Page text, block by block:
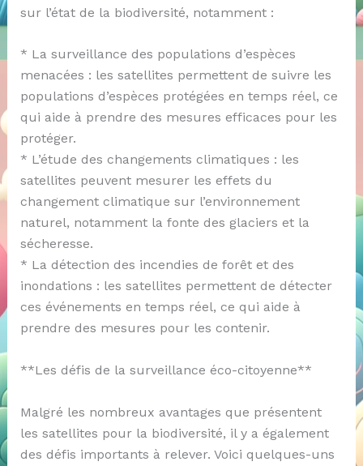
sur l’état de la biodiversité, notamment :
* La surveillance des populations d’espèces
menacées : les satellites permettent de suivre les
populations d’espèces protégées en temps réel, ce
qui aide à prendre des mesures efficaces pour les
protéger.
* L’étude des changements climatiques : les
satellites peuvent mesurer les effets du
changement climatique sur l’environnement
naturel, notamment la fonte des glaciers et la
sécheresse.
* La détection des incendies de forêt et des
inondations : les satellites permettent de détecter
ces événements en temps réel, ce qui aide à
prendre des mesures pour les contenir.
**Les défis de la surveillance éco-citoyenne**
Malgré les nombreux avantages que présentent
les satellites pour la biodiversité, il y a également
des défis importants à relever. Voici quelques-uns